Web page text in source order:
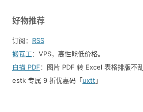
好物推荐
订阅： RSS
搬瓦工：VPS，高性能低价格。️
白描 PDF：图片 PDF 转 Excel 表格排版不
estk 专属 9 折优惠码「uxtt 」